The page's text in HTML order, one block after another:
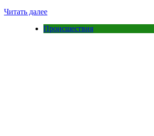
Читать далее
Происшествия